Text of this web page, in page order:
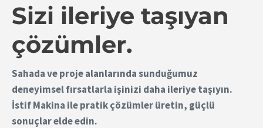
Sizi ileriye taşıyan
çözümler.
Sahada ve proje alanlarında sunduğumuz
deneyimsel fırsatlarla işinizi daha ileriye taşıyın.
İstif Makina ile pratik çözümler üretin, güçlü
sonuçlar elde edin.